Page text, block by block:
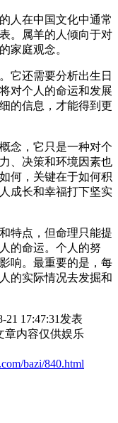
人在中国文化中通常
。属羊的人倾向于对
家庭观念。
它还需要分析出生日
对个人的命运和发展
的信息，才能得到更
念，它只是一种对个
、决策和环境因素也
何，关键在于如何积
成长和幸福打下坚实
特点，但命理只能提
的命运。个人的努
响。最重要的是，每
的实际情况去发掘和
17:47:31发表
章内容仅供娱乐
bazi/840.html